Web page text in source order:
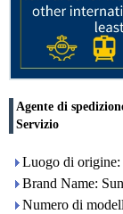
Agente di
Servizio
Luogo di origine:
Brand Name:
Numero di